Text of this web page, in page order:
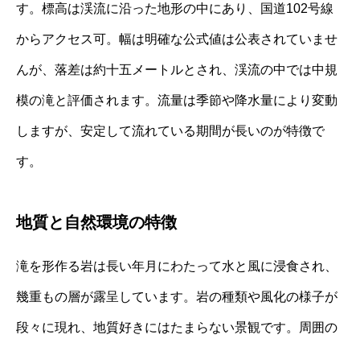
す。標高は渓流に沿った地形の中にあり、国道102号線
からアクセス可。幅は明確な公式値は公表されていませ
んが、落差は約十五メートルとされ、渓流の中では中規
模の滝と評価されます。流量は季節や降水量により変動
しますが、安定して流れている期間が長いのが特徴で
す。
地質と自然環境の特徴
滝を形作る岩は長い年月にわたって水と風に浸食され、
幾重もの層が露呈しています。岩の種類や風化の様子が
段々に現れ、地質好きにはたまらない景観です。周囲の